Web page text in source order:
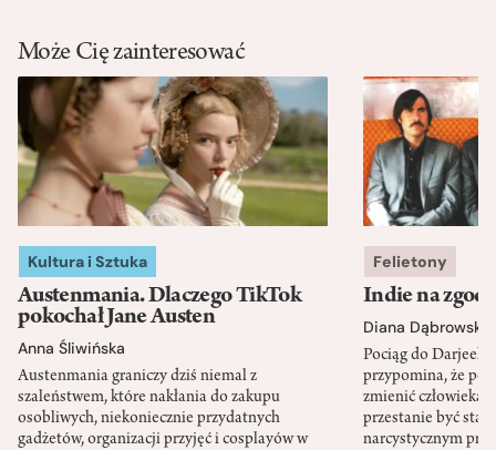
Może Cię zainteresować
Kultura i Sztuka
Austenmania. Dlaczego TikTok
pokochał Jane Austen
Anna Śliwińska
Austenmania graniczy dziś niemal z
szaleństwem, które nakłania do zakupu
osobliwych, niekoniecznie przydatnych
gadżetów, organizacji przyjęć i cosplayów w
Felietony
Indie na
Diana Dąbrowska
Pociąg do
przypomina, że
zmienić człowieka
przestanie być
narcystycznym